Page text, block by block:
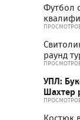
Футбол
раунд
УПЛ:
Шахтер